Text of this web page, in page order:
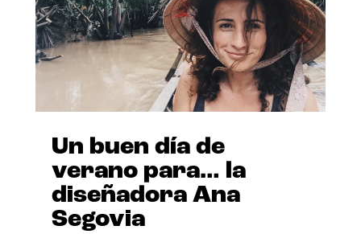
Un buen día de
verano para… la
diseñadora Ana
Segovia